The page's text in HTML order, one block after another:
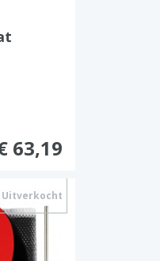
63,19
Uitverkocht